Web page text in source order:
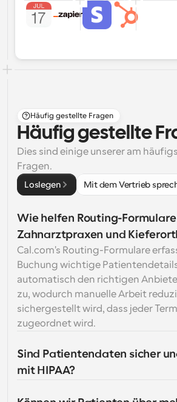
Häufig gestellte Fragen
Häufig gestellte
Dies sind einige unserer am
Fragen.
Loslegen Mit dem Vertrieb
Wie helfen Routing-Formulare
Zahnarztpraxen und
Cal.com's Routing-Formulare
Buchung wichtige
automatisch den richtigen
zu, wodurch manuelle Arbeit
sichergestellt wird, dass jeder
zugeordnet wird.
Sind Patientendaten sicher
mit HIPAA?